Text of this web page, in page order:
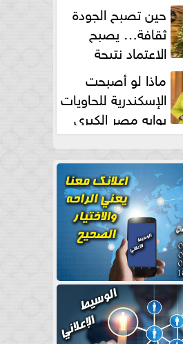
حين تصبح الجودة
ثقافة… يصبح
الاعتماد نتيجة
ماذا لو أصبحت
الإسكندرية للحاويات
بوابه مصر الكبري
بقلم د...